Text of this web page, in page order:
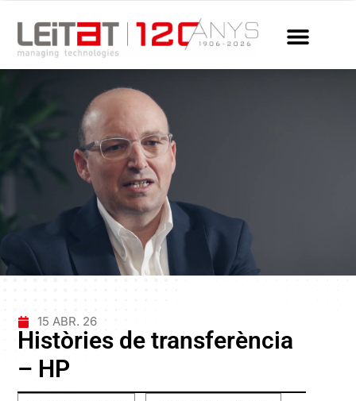
15 ABR. 26
Històries de transferència
– HP